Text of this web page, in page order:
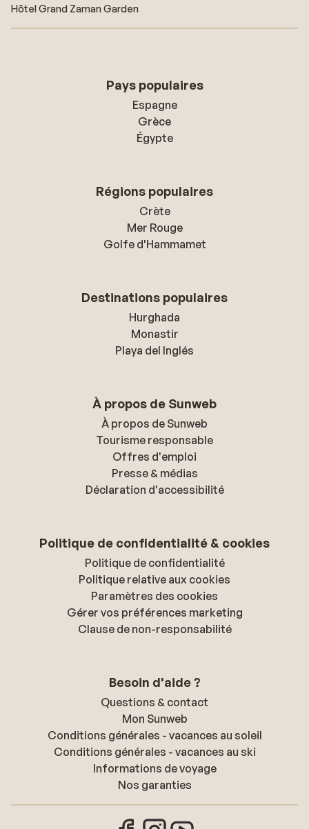
Hôtel Grand Zaman Garden
Pays populaires
Espagne
Grèce
Égypte
Régions populaires
Crète
Mer Rouge
Golfe d'Hammamet
Destinations populaires
Hurghada
Monastir
Playa del Inglés
À propos de Sunweb
À propos de Sunweb
Tourisme responsable
Offres d'emploi
Presse & médias
Déclaration d'accessibilité
Politique de confidentialité & cookies
Politique de confidentialité
Politique relative aux cookies
Paramètres des cookies
Gérer vos préférences marketing
Clause de non-responsabilité
Besoin d'aide ?
Questions & contact
Mon Sunweb
Conditions générales - vacances au soleil
Conditions générales - vacances au ski
Informations de voyage
Nos garanties